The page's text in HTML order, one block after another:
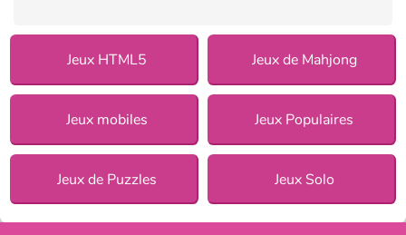
Jeux HTML5 Jeux de Mahjong
Jeux mobiles Jeux Populaires
Jeux de Puzzles Jeux Solo